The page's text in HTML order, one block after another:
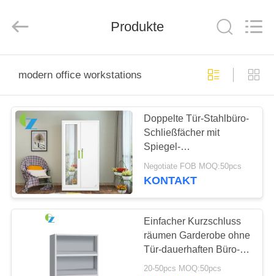
PRODUKTE
ÜBER
UNS
FABRIK-
AUSFLUG
QUALITÄTSKONTROLLE
Produkte
modern office workstations
Doppelte Tür-Stahlbüro-
Schließfächer mit
Spiegel-
Handelsmetallspeicher-
Schrank
Negotiate FOB MOQ:50pcs
KONTAKT
Einfacher Kurzschluss
räumen Garderobe ohne
Tür-dauerhaften Büro-
Aktenschrank auf
20-50pcs MOQ:50pcs